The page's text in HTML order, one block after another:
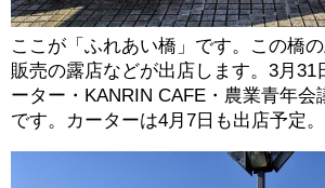
ここが「ふれあい橋」です。この橋
販売の露店などが出店します。3月31
ーター・KANRIN CAFE・農業青年会
です。カーターは4月7日も出店予定。